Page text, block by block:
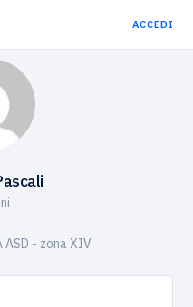
ACCEDI
ASD - zona XIV